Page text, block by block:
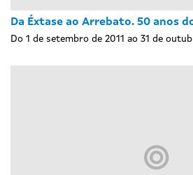
Da Éxtase ao Arrebato. 50 anos
Do 1 de setembro de 2011 ao 31 de